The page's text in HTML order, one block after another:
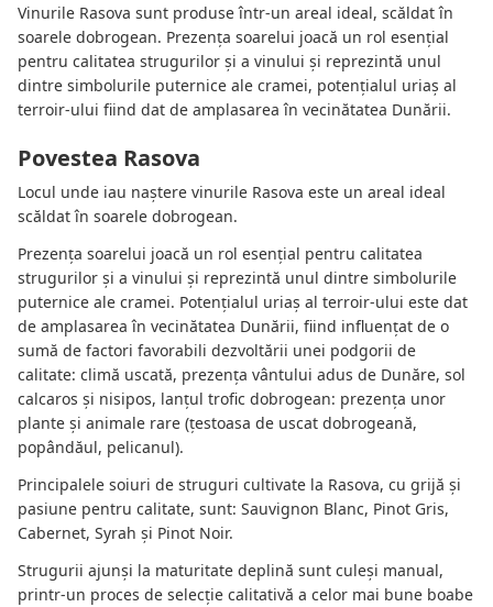
Vinurile Rasova sunt produse într-un areal ideal, scăldat în
soarele dobrogean. Prezența soarelui joacă un rol esențial
pentru calitatea strugurilor și a vinului și reprezintă unul
dintre simbolurile puternice ale cramei, potențialul uriaș al
terroir-ului fiind dat de amplasarea în vecinătatea Dunării.
Povestea Rasova
Locul unde iau naștere vinurile Rasova este un areal ideal
scăldat în soarele dobrogean.
Prezența soarelui joacă un rol esențial pentru calitatea
strugurilor și a vinului și reprezintă unul dintre simbolurile
puternice ale cramei. Potențialul uriaș al terroir-ului este dat
de amplasarea în vecinătatea Dunării, fiind influențat de o
sumă de factori favorabili dezvoltării unei podgorii de
calitate: climă uscată, prezența vântului adus de Dunăre, sol
calcaros și nisipos, lanțul trofic dobrogean: prezența unor
plante și animale rare (țestoasa de uscat dobrogeană,
popândăul, pelicanul).
Principalele soiuri de struguri cultivate la Rasova, cu grijă și
pasiune pentru calitate, sunt: Sauvignon Blanc, Pinot Gris,
Cabernet, Syrah și Pinot Noir.
Strugurii ajunși la maturitate deplină sunt culeși manual,
printr-un proces de selecție calitativă a celor mai bune boabe